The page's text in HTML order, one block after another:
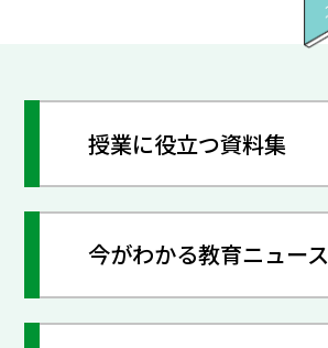
授業に役立つ資料集
今がわかる教育ニュース